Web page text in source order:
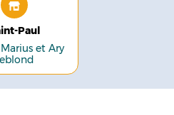
Paul
et Ary